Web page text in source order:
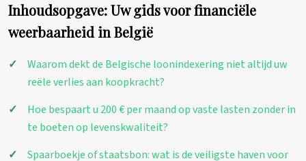
Inhoudsopgave: Uw gids voor financiële
weerbaarheid in België
Waarom dekt de Belgische loonindexering niet altijd uw
reële verlies aan koopkracht?
Hoe bespaart u 200 € per maand op vaste lasten zonder in
te boeten op levenskwaliteit?
Spaarboekje of staatsbon: wat is de veiligste haven voor